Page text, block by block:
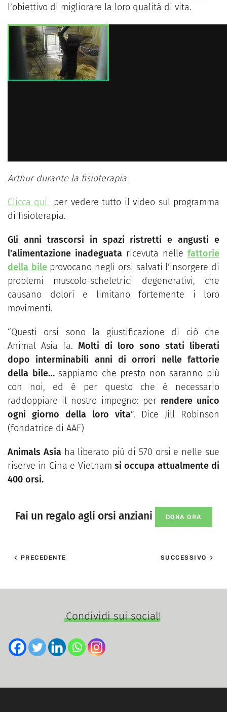
l’obiettivo di migliorare la loro qualità di vita.
Arthur durante la fisioterapia
Clicca qui per vedere tutto il video sul programma
di fisioterapia.
Gli anni trascorsi in spazi ristretti e angusti e
l’alimentazione inadeguata ricevuta nelle fattorie
della bileprovocano negli orsi salvati l’insorgere di
problemi muscolo-scheletrici degenerativi, che
causano dolori e limitano fortemente i loro
movimenti.
“Questi orsi sono la giustificazione di ciò che
Animal Asia fa. Molti di loro sono stati liberati
dopo interminabili anni di orrori nelle fattorie
della bile… sappiamo che presto non saranno più
con noi, ed è per questo che è necessario
raddoppiare il nostro impegno: perrendere unico
ogni giorno della loro vita”. Dice Jill Robinson
(fondatrice di AAF)
Animals Asia ha liberato più di 570 orsi e nelle sue
riserve in Cina e Vietnam si occupa attualmente di
400 orsi.
Fai un regalo agli orsi anziani DONA ORA
PRECEDENTE SUCCESSIVO
Condividi sui social!